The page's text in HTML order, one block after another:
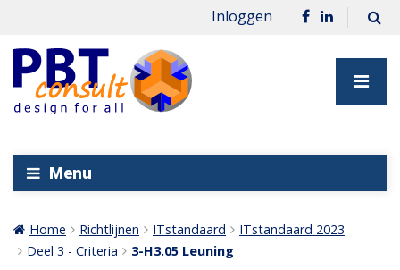
Inloggen
Menu
Home Richtlijnen ITstandaard
ITstandaard 2023
Deel 3 - Criteria
3-H3.05 Leuning